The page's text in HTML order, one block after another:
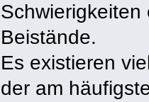
Beistände.
Es existieren
der am